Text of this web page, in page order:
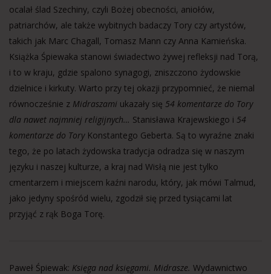
ocalał ślad Szechiny, czyli Bożej obecności, aniołów,
patriarchów, ale także wybitnych badaczy Tory czy artystów,
takich jak Marc Chagall, Tomasz Mann czy Anna Kamieńska.
Książka Śpiewaka stanowi świadectwo żywej refleksji nad Torą,
i to w kraju, gdzie spalono synagogi, zniszczono żydowskie
dzielnice i kirkuty. Warto przy tej okazji przypomnieć, że niemal
równocześnie z Midraszami ukazały się 54 komentarze do Tory
dla nawet najmniej religijnych… Stanisława Krajewskiego i 54
komentarze do ToryKonstantego Geberta. Są to wyraźne znaki
tego, że po latach żydowska tradycja odradza się w naszym
języku i naszej kulturze, a kraj nad Wisłą nie jest tylko
cmentarzem i miejscem kaźni narodu, który, jak mówi Talmud,
jako jedyny spośród wielu, zgodził się przed tysiącami lat
przyjąć z rąk Boga Torę.
Paweł Śpiewak: Księga nad księgami. Midrasze. Wydawnictwo